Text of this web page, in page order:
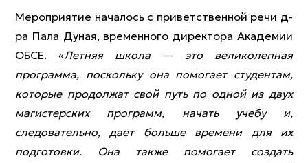
Мероприятие началось с приветственной речи д-
ра Пала Дуная, временного директора Академии
ОБСЕ. «Летняя школа — это великолепная
программа, поскольку она помогает студентам,
которые продолжат свой путь по одной из двух
магистерских программ, начать учебу и,
следовательно, дает больше времени для их
подготовки. Она также помогает создать